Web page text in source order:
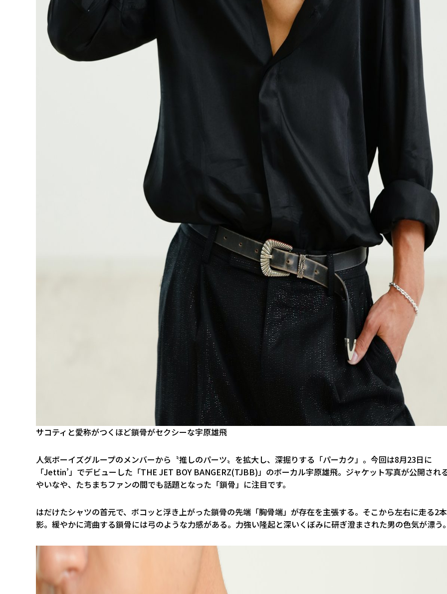
サコティと愛称がつくほど鎖骨がセクシーな宇原雄飛
人気ボーイズグループのメンバーから〝推しのパーツ〟を拡大し、深掘りする「パーカク」。今回は8月23日に
「Jettin’」でデビューした「THE JET BOY BANGERZ(TJBB)」のボーカル宇原雄飛。ジャケット写真が公開され
やいなや、たちまちファンの間でも話題となった「鎖骨」に注目です。
はだけたシャツの首元で、ボコッと浮き上がった鎖骨の先端「胸骨端」が存在を主張する。そこから左右に走る2
影。緩やかに湾曲する鎖骨には弓のような力感がある。力強い隆起と深いくぼみに研ぎ澄まされた男の色気が漂う。